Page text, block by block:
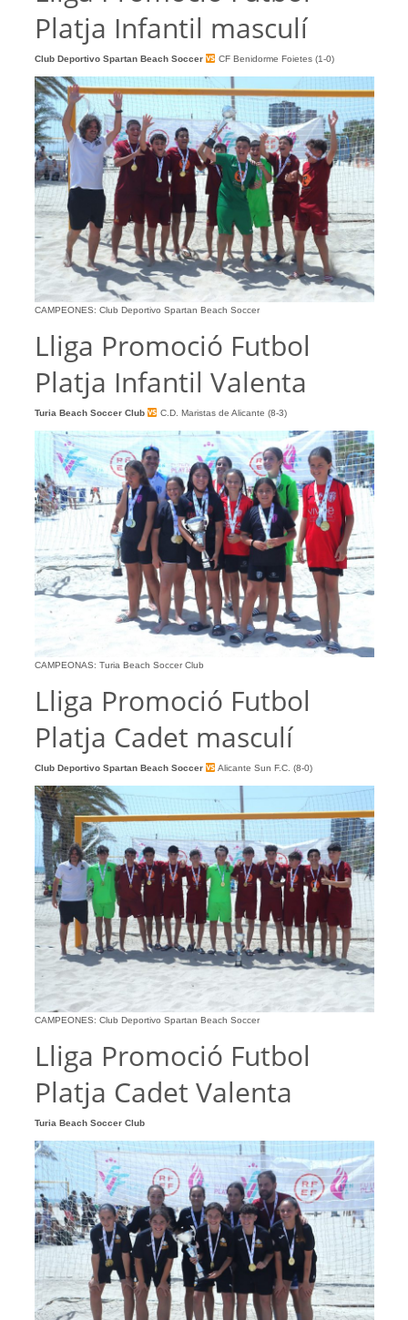
Platja Infantil masculí
Club Deportivo Spartan Beach Soccer CF Benidorme Foietes (1-0)
CAMPEONES: Club Deportivo Spartan Beach Soccer
Lliga Promoció Futbol
Platja Infantil Valenta
Turia Beach Soccer Club C.D. Maristas de Alicante (8-3)
CAMPEONAS: Turia Beach Soccer Club
Lliga Promoció Futbol
Platja Cadet masculí
Club Deportivo Spartan Beach Soccer Alicante Sun F.C. (8-0)
CAMPEONES: Club Deportivo Spartan Beach Soccer
Lliga Promoció Futbol
Platja Cadet Valenta
Turia Beach Soccer Club